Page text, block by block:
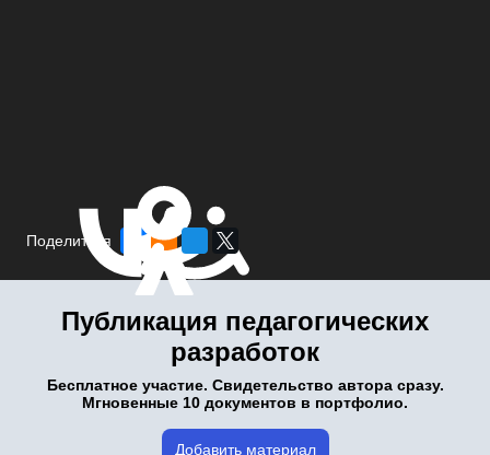
Поделиться
Публикация педагогических
разработок
Бесплатное участие. Свидетельство автора сразу.
Мгновенные 10 документов в портфолио.
Добавить материал